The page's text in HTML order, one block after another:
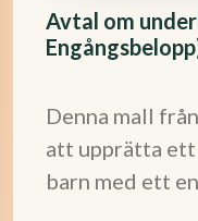
Avtal om
Denna mall
att upprätta
barn med ett